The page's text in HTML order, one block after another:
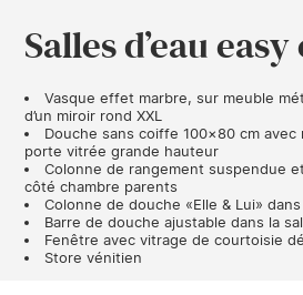
Salles d’eau
Vasque effet marbre, sur meuble
d’un miroir rond XXL
Douche sans coiffe 100×80 cm
porte vitrée grande hauteur
Colonne de rangement suspendue
côté chambre parents
Colonne de douche «Elle & Lui»
Barre de douche ajustable dans la
Fenêtre avec vitrage de courtoisie
Store vénitien